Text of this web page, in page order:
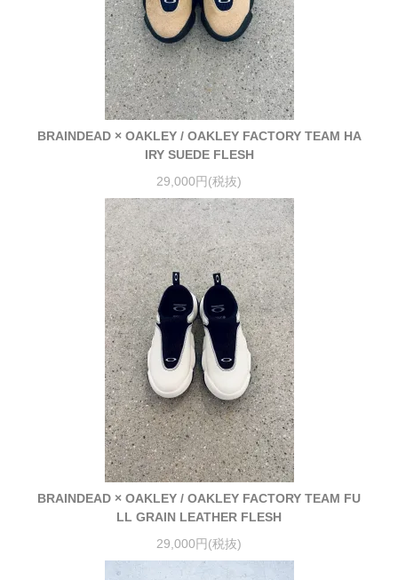
BRAINDEAD × OAKLEY / OAKLEY FACTORY TEAM HA
IRY SUEDE FLESH
29,000円(税抜)
BRAINDEAD × OAKLEY / OAKLEY FACTORY TEAM FU
LL GRAIN LEATHER FLESH
29,000円(税抜)